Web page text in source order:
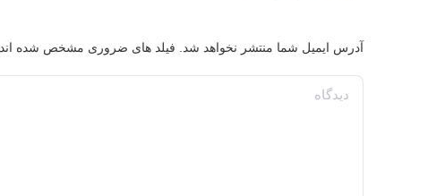
آدرس ایمیل شما منتشر نخواهد شد. فیلد های ضروری مشخص شده اند
دیدگاه